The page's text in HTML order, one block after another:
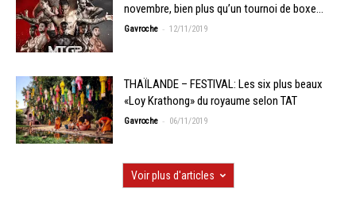
novembre, bien plus qu’un tournoi de boxe…
Gavroche - 12/11/2019
THAÏLANDE – FESTIVAL: Les six plus beaux
«Loy Krathong» du royaume selon TAT
Gavroche - 06/11/2019
Voir plus d'articles